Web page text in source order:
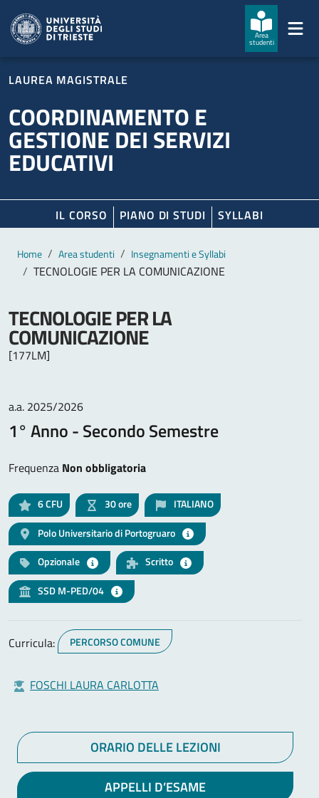
Area
studenti
LAUREA MAGISTRALE
COORDINAMENTO E
GESTIONE DEI SERVIZI
EDUCATIVI
IL CORSO PIANO DI STUDI SYLLABI
Contenuto principale
Breadcrumb
Home Area studenti Insegnamenti e Syllabi
TECNOLOGIE PER LA COMUNICAZIONE
TECNOLOGIE PER LA
COMUNICAZIONE
[177LM]
a.a. 2025/2026
1° Anno - Secondo Semestre
Frequenza Non obbligatoria
6CFU 30 ore
ITALIANO
Polo Universitario di Portogruaro
Opzionale
Scritto
SSD M-PED/04
Curricula: PERCORSO COMUNE
FOSCHI LAURA CARLOTTA
ORARIO DELLE LEZIONI
APPELLI D’ESAME